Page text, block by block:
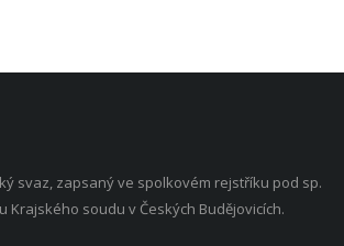
svaz, zapsaný ve spolkovém rejstříku pod sp.
Krajského soudu v Českých Budějovicích.